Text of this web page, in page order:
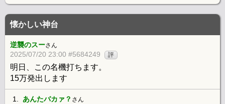
懐かしい神台
逆襲のスーさん
2025/07/20 23:00 #5684249 評
明日、この名機打ちます。
15万発出します
1. あんたバカァ？ さん